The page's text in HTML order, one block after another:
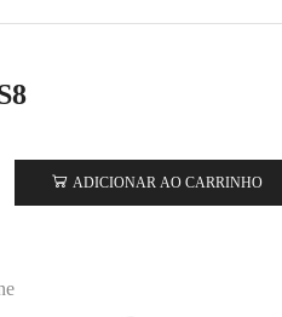
ADICIONAR AO CARRINHO